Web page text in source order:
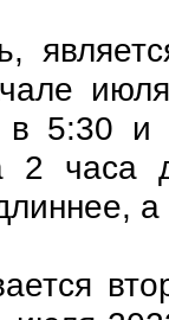
в 5:30
2 часа